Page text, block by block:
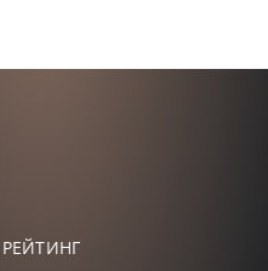
РЕЙТИНГ